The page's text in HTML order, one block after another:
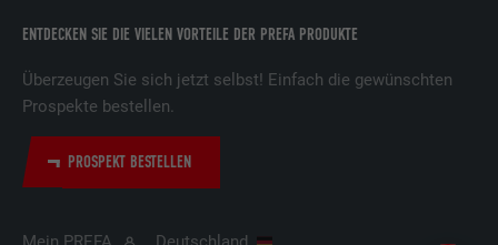
ENTDECKEN SIE DIE VIELEN VORTEILE DER PREFA PRODUKTE
Überzeugen Sie sich jetzt selbst! Einfach die gewünschten
Prospekte bestellen.
PROSPEKT BESTELLEN